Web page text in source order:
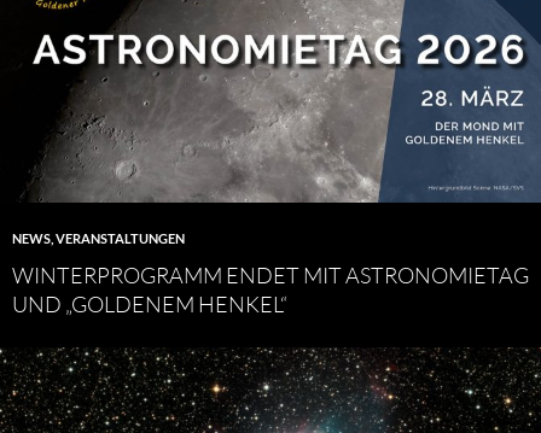
NEWS VERANSTALTUNGEN
WINTERPROGRAMM ENDET MIT ASTRONOMIETAG
UND „GOLDENEM HENKEL“